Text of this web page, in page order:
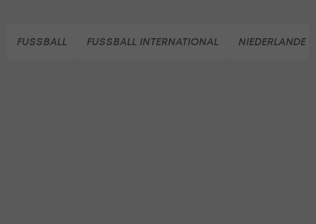
FUSSBALL FUSSBALL INTERNATIONAL NIEDERLANDE